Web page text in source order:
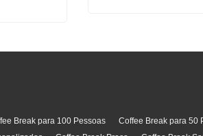
Break para 100 Pessoas Coffee Break para 50